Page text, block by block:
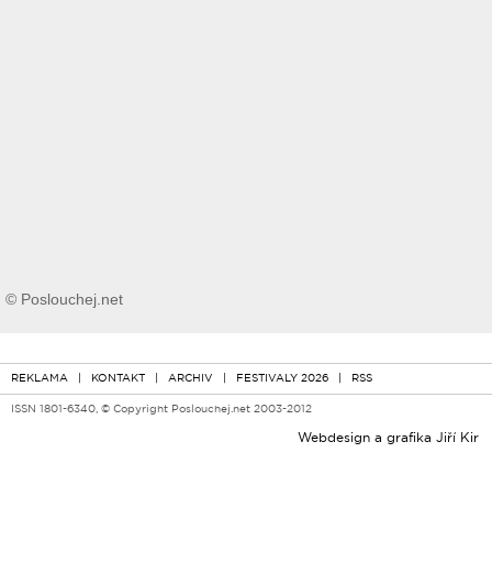
© Poslouchej.net
REKLAMA | KONTAKT | ARCHIV | FESTIVALY 2026 | RSS
ISSN 1801-6340, © Copyright Poslouchej.net 2003-2012
Webdesign a grafika Jiří Kir